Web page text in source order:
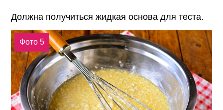
Должна получиться жидкая основа для теста.
Фото 5